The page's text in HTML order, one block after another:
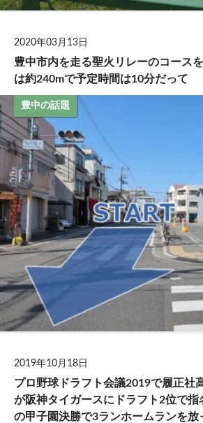
2020年03月13日
豊中市内を走る聖火リレーのコース
は約240mで予定時間は10分だって
豊中の話題
2019年10月18日
プロ野球ドラフト会議2019で履正社
が阪神タイガースにドラフト2位で指
の甲子園決勝で3ランホームランを放